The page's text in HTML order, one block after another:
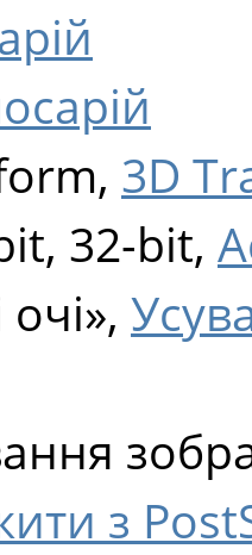
3D
32-bit,
з